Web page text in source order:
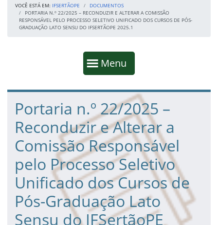
VOCÊ ESTÁ EM: IFSERTÃOPE
DOCUMENTOS
PORTARIA N.º 22/2025 – RECONDUZIR E ALTERAR A COMISSÃO
RESPONSÁVEL PELO PROCESSO SELETIVO UNIFICADO DOS CURSOS DE PÓS-
GRADUAÇÃO LATO SENSU DO IFSERTÃOPE 2025.1
Mostrar
Menu
Fim da navegação
Início do conteúdo
Portaria n.º 22/2025 –
Reconduzir e Alterar a
Comissão Responsável
pelo Processo Seletivo
Unificado dos Cursos de
Pós-Graduação Lato
Sensu do IFSertãoPE